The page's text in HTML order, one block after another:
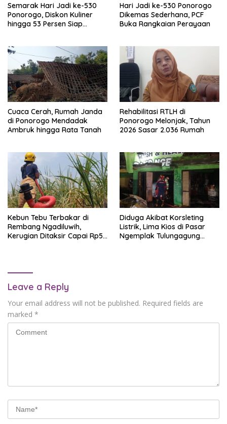
Semarak Hari Jadi ke-530
Ponorogo, Diskon Kuliner
hingga 53 Persen Siap
Hari Jadi ke-530 Ponorogo
Dikemas Sederhana, PCF
Buka Rangkaian Perayaan
Cuaca Cerah, Rumah Janda
di Ponorogo Mendadak
Ambruk hingga Rata Tanah
Rehabilitasi RTLH di
Ponorogo Melonjak, Tahun
2026 Sasar 2.036 Rumah
Kebun Tebu Terbakar di
Rembang Ngadiluwih,
Kerugian Ditaksir Capai Rp50
Diduga Akibat Korsleting
Listrik, Lima Kios di Pasar
Ngemplak Tulungagung
Leave a Reply
Your email address will not be published. Required fields are
marked *